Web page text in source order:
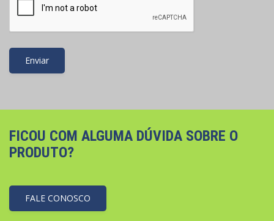
FICOU COM ALGUMA DÚVIDA SOBRE O
PRODUTO?
FALE CONOSCO